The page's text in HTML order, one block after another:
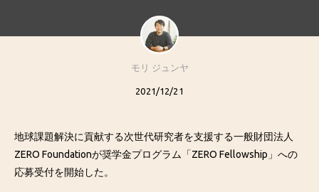
モリ ジュンヤ
2021/12/21
地球課題解決に貢献する次世代研究者を支援する一般財団法人
ZERO Foundationが奨学金プログラム「ZERO Fellowship」への
応募受付を開始した。